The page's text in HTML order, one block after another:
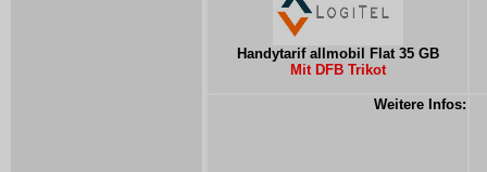
Handytarif allmobil Flat 35 GB
Mit DFB Trikot
Weitere Infos: